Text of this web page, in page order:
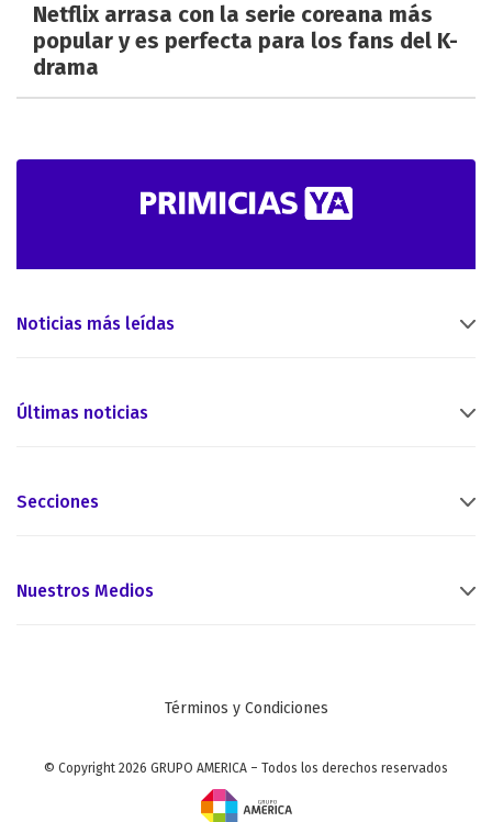
Netflix arrasa con la serie coreana más
popular y es perfecta para los fans del K-
drama
Noticias más leídas
Últimas noticias
Secciones
Nuestros Medios
Términos y Condiciones
© Copyright 2026 GRUPO AMERICA – Todos los derechos reservados